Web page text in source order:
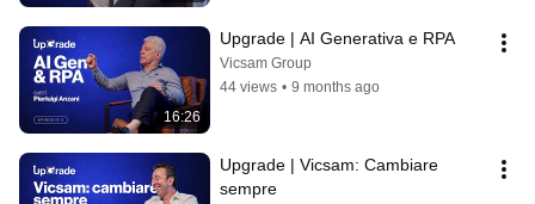
16:26
Upgrade | AI Generativa e RPA
Vicsam Group
44 views • 9 months ago
Upgrade | Vicsam: Cambiare
sempre